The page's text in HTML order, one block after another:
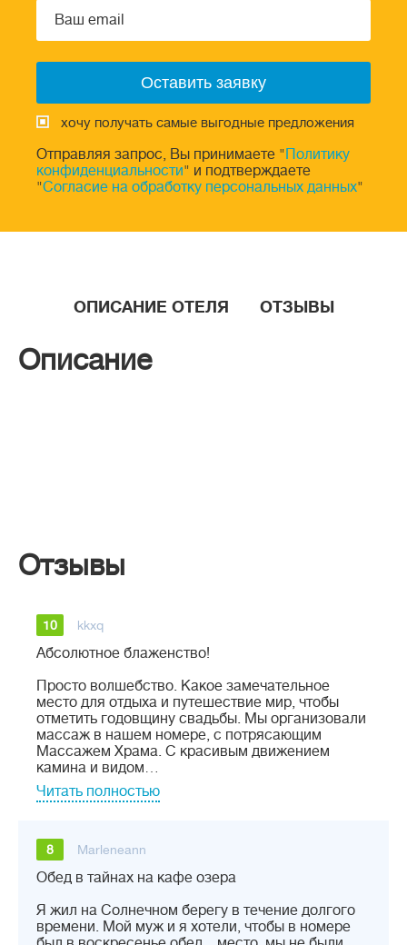
хочу получать самые выгодные предложения
Отправляя запрос, Вы принимаете " Политику
конфиденциальности" и подтверждаете
"Согласие на обработку персональных данных"
ОПИСАНИЕ ОТЕЛЯ ОТЗЫВЫ
Описание
Отзывы
10 kkxq
Абсолютное блаженство!
Просто волшебство. Какое замечательное
место для отдыха и путешествие мир, чтобы
отметить годовщину свадьбы. Мы организовали
массаж в нашем номере, с потрясающим
Массажем Храма. С красивым движением
камина и видом…
Читать полностью
8 Marleneann
Обед в тайнах на кафе озера
Я жил на Солнечном берегу в течение долгого
времени. Мой муж и я хотели, чтобы в номере